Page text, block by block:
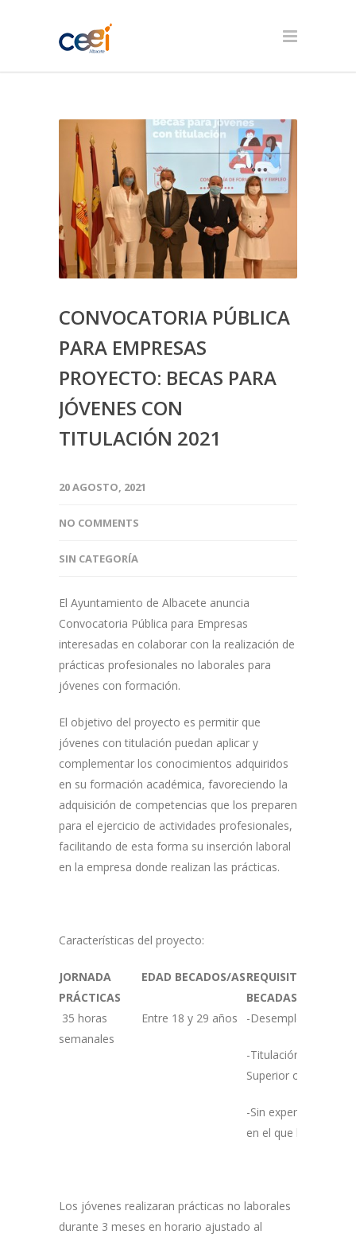
CONVOCATORIA PÚBLICA
PARA EMPRESAS
PROYECTO: BECAS PARA
JÓVENES CON
TITULACIÓN 2021
20 AGOSTO, 2021
NO COMMENTS
SIN CATEGORÍA
El Ayuntamiento de Albacete anuncia
Convocatoria Pública para Empresas
interesadas en colaborar con la realización de
prácticas profesionales no laborales para
jóvenes con formación.
El objetivo del proyecto es permitir que
jóvenes con titulación puedan aplicar y
complementar los conocimientos adquiridos
en su formación académica, favoreciendo la
adquisición de competencias que los preparen
para el ejercicio de actividades profesionales,
facilitando de esta forma su inserción laboral
en la empresa donde realizan las prácticas.
Características del proyecto:
JORNADA
PRÁCTICAS
EDAD BECADOS/ASREQUISITOS DE
35 horas
semanales
Entre 18 y 29 años -Desempleadas y
-Titulación
Superior o
-Sin experiencia
en el que han
Los jóvenes realizaran prácticas no laborales
durante 3 meses en horario ajustado al